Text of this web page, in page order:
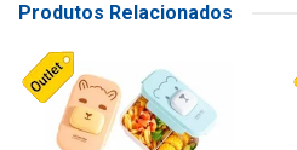
Produtos Relacionados